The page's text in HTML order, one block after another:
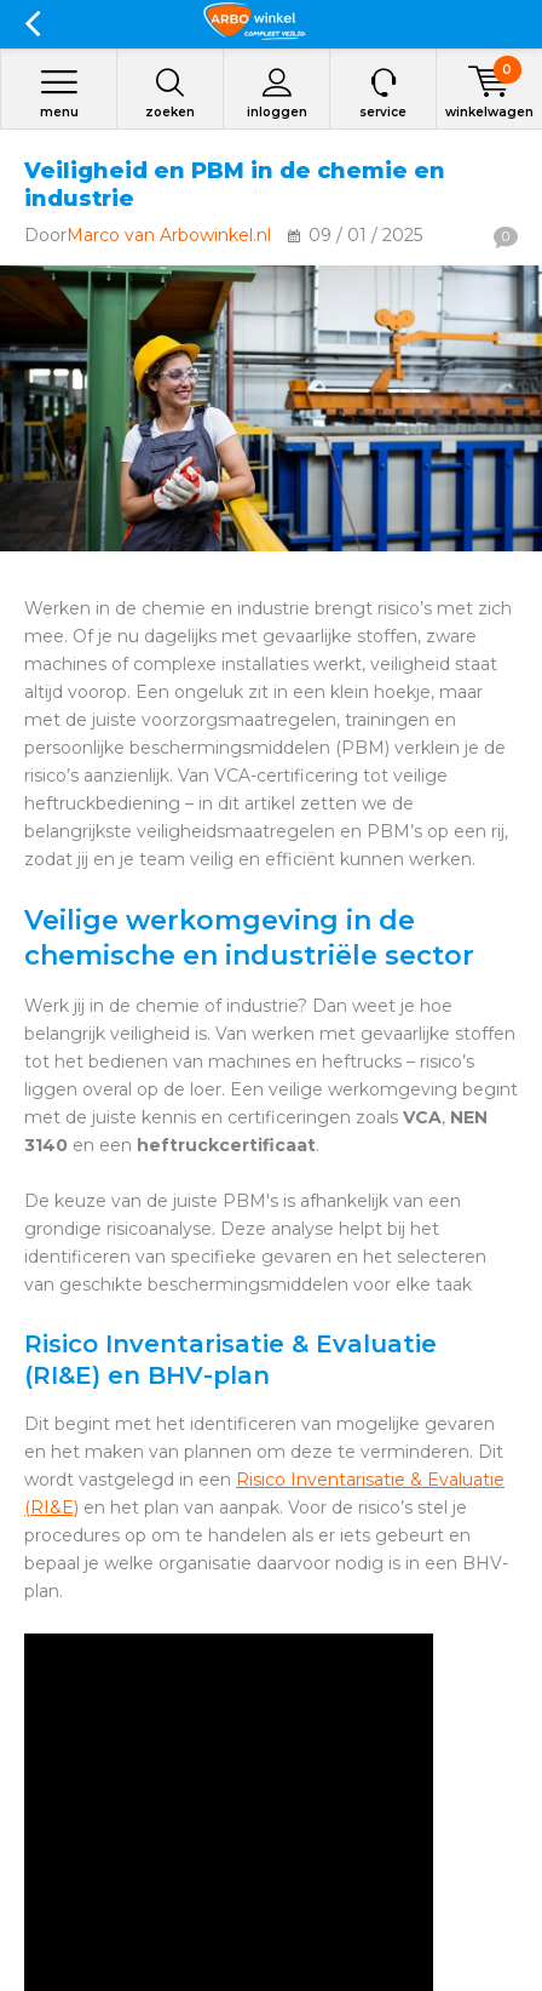
zoeken inloggen
menu service winkelwagen
0
Veiligheid en PBM in de chemie en
industrie
DoorMarco van Arbowinkel.nl 09 / 01 / 2025 0
Werken in de chemie en industrie brengt risico’s met zich
mee. Of je nu dagelijks met gevaarlijke stoffen, zware
machines of complexe installaties werkt, veiligheid staat
altijd voorop. Een ongeluk zit in een klein hoekje, maar
met de juiste voorzorgsmaatregelen, trainingen en
persoonlijke beschermingsmiddelen (PBM) verklein je de
risico’s aanzienlijk. Van VCA-certificering tot veilige
heftruckbediening – in dit artikel zetten we de
belangrijkste veiligheidsmaatregelen en PBM’s op een rij,
zodat jij en je team veilig en efficiënt kunnen werken.
Veilige werkomgeving in de
chemische en industriële sector
Werk jij in de chemie of industrie? Dan weet je hoe
belangrijk veiligheid is. Van werken met gevaarlijke stoffen
tot het bedienen van machines en heftrucks – risico’s
liggen overal op de loer. Een veilige werkomgeving begint
met de juiste kennis en certificeringen zoals VCA, NEN
3140 en een heftruckcertificaat.
De keuze van de juiste PBM's is afhankelijk van een
grondige risicoanalyse. Deze analyse helpt bij het
identificeren van specifieke gevaren en het selecteren
van geschikte beschermingsmiddelen voor elke taak
Risico Inventarisatie & Evaluatie
(RI&E) en BHV-plan
Dit begint met het identificeren van mogelijke gevaren
en het maken van plannen om deze te verminderen. Dit
wordt vastgelegd in een Risico Inventarisatie & Evaluatie
(RI&E) en het plan van aanpak. Voor de risico’s stel je
procedures op om te handelen als er iets gebeurt en
bepaal je welke organisatie daarvoor nodig is in een BHV-
plan.